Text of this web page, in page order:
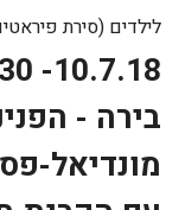
לילדים (סירת
10.7.18-
בירה -
מונדיאל-